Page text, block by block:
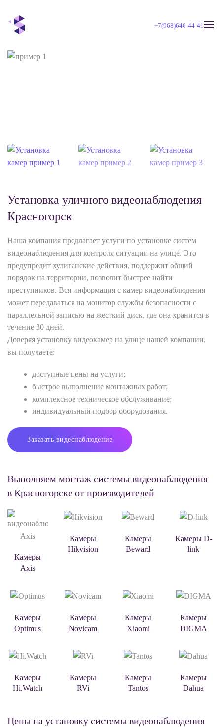
Skip to main content +7(968)646-44-41
Установка уличного видеонаблюдения
Красногорск
Наша компания предлагает услуги по установке систем
видеонаблюдения для контроля ситуации на улице. Это
предупредит хулиганские действия, поддержит общий
порядок на территории, позволит быстрее найти
преступников. Вся информация с камер видеонаблюдения
может передаваться на монитор службы безопасности с
параллельной записью на жесткий диск, где она хранится в
течение 30 дней.
Доверяя установку видеокамер на улице нашей компании,
вы получаете:
доступные цены на услуги;
быстрое выполнение монтажных работ;
комплексное техническое обслуживание;
индивидуальный подбор оборудования.
Заказать видеонаблюдение
Выполняем монтаж системы видеонаблюдения
в Красногорске от производителей
Камеры
Axis
Камеры
Hikvision
Камеры
Beward
Камеры D-
link
Камеры
Optimus
Камеры
Novicam
Камеры
Xiaomi
Камеры
DIGMA
Камеры
Hi.Watch
Камеры
RVi
Камеры
Tantos
Камеры
Dahua
Цены на установку системы видеонаблюдения